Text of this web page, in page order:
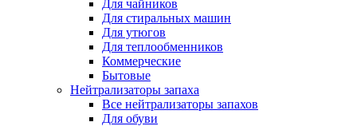
Для чайников
Для стиральных машин
Для утюгов
Для теплообменников
Коммерческие
Бытовые
Нейтрализаторы запаха
Все нейтрализаторы запахов
Для обуви